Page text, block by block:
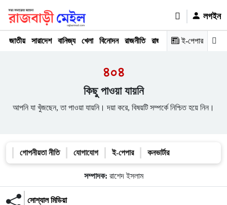
লগইন
জাতীয় সারাদেশ বানিজ্য খেলা বিনোদন রাজনীতি রাজধানী অপরাধ মতামত
ই-পেপার
৪০৪
কিছু পাওয়া যায়নি
আপনি যা খুঁজছেন, তা পাওয়া যায়নি। দয়া করে, বিষয়টি সম্পর্কে নিশ্চিত হয়ে নিন।
গোপনীয়তা নীতি যোগাযোগ ই-পেপার কনভার্টার
সম্পাদক: রাশেদ ইসলাম
সোশ্যাল মিডিয়া